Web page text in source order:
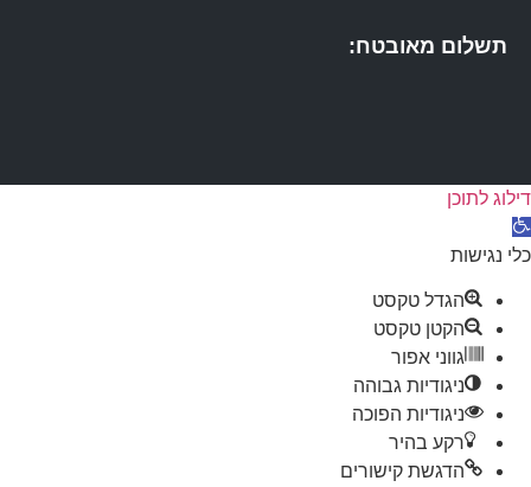
תשלום מאובטח:
דילוג לתוכן
פתח
סרגל
כלי נגישות
הגדל טקסט
הקטן טקסט
גווני אפור
ניגודיות גבוהה
ניגודיות הפוכה
רקע בהיר
הדגשת קישורים